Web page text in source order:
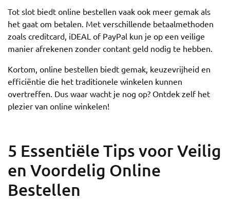
Tot slot biedt online bestellen vaak ook meer gemak als
het gaat om betalen. Met verschillende betaalmethoden
zoals creditcard, iDEAL of PayPal kun je op een veilige
manier afrekenen zonder contant geld nodig te hebben.
Kortom, online bestellen biedt gemak, keuzevrijheid en
efficiëntie die het traditionele winkelen kunnen
overtreffen. Dus waar wacht je nog op? Ontdek zelf het
plezier van online winkelen!
5 Essentiële Tips voor Veilig
en Voordelig Online
Bestellen